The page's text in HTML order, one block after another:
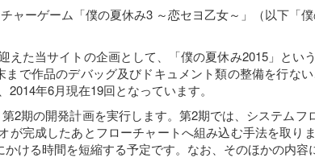
ャーゲーム「僕の夏休み3 ～恋セヨ乙女～」（以下「
えた当サイトの企画として、「僕の夏休み2015」とい
で作品のデバッグ及びドキュメント類の整備を行な
年6月現在19回となっています。
2期の開発計画を実行します。第2期では、システム
完成したあとフローチャートへ組み込む手法を取り
ける時間を短縮する予定です。なお、そのほかの内容